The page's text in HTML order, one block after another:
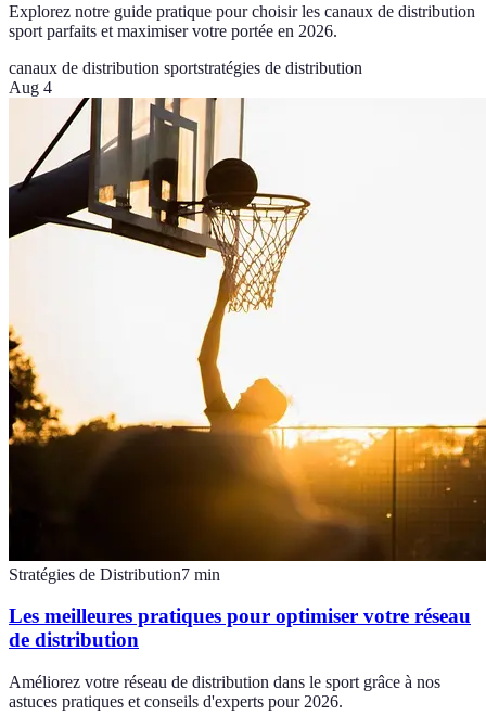
Explorez notre guide pratique pour choisir les canaux de distribution
sport parfaits et maximiser votre portée en 2026.
canaux de distribution sportstratégies de distribution
Aug 4
Stratégies de Distribution7 min
Les meilleures pratiques pour optimiser votre réseau
de distribution
Améliorez votre réseau de distribution dans le sport grâce à nos
astuces pratiques et conseils d'experts pour 2026.